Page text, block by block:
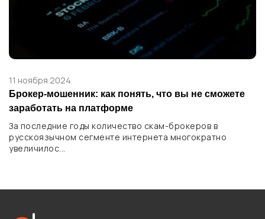
11 ноября 2024
Брокер-мошенник: как понять, что вы не сможете
заработать на платформе
За последние годы количество скам-брокеров в
русскоязычном сегменте интернета многократно
увеличилос...